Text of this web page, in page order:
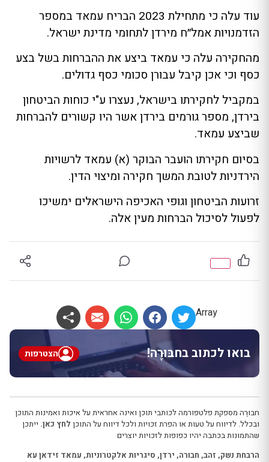
עוד עלה כי מתחילת 2023 הבריח עמאד במספר
הזדמנויות אמל״ח מירדן לתחומי מדינת ישראל.
מהחקירה עלה כי עמאד ביצע את ההברחות בשל בצע
כסף וכי אכן קיבל עבורן סכומי כסף גדולים.
במקביל לחקירתו בישראל, נעצרו ע"י כוחות הביטחון
בירדן, מספר גורמים בירדן אשר היו קשורים להברחות
שביצע עמאד.
בסיום חקירתו הועבר הבוקר (א) עמאד לרשויות
הירדניות לטובת המשך חקירה ומיצוי הדין.
זרועות הביטחון וגופי האכיפה הישראלים ימשיכו
לפעול לסיכול הברחות מעין אלה.
Array
בואו לכתוב בחבּוּרֶה! הצטרפות
חבּוּרֶה מספקת פלטפורמה לכותבי תוכן ואינה אחראית על איכות ואמינות התוכן
ובכלל. לדיווח על טעות או הפרת זכויות ולכל דיווח על התוכן לחץ כאן. ייתכן
שהתמונות בכתבה יהיו כפופות לזכויות יוצרים
הרבחת נשק, זהב, חבורה, ירדן, סיגריות אלקטרוניות, עמאד זידאן עא